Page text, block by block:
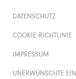
DATENSCHUTZ
COOKIE-RICHTLINIE
IMPRESSUM
UNERWÜNSCHTE